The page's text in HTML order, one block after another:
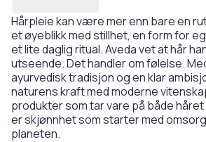
Hårpleie kan være mer enn bare en
et øyeblikk med stillhet, en form for
et lite daglig ritual. Aveda vet at hår
utseende. Det handler om følelse.
ayurvedisk tradisjon og en klar
naturens kraft med moderne
produkter som tar vare på både
er skjønnhet som starter med
planeten.